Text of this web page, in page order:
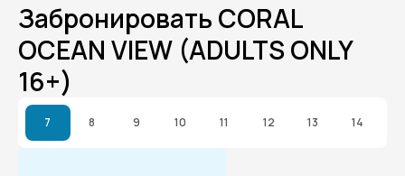
Забронировать CORAL
OCEAN VIEW (ADULTS ONLY
16+)
7 8 9 10 11 12 13 14